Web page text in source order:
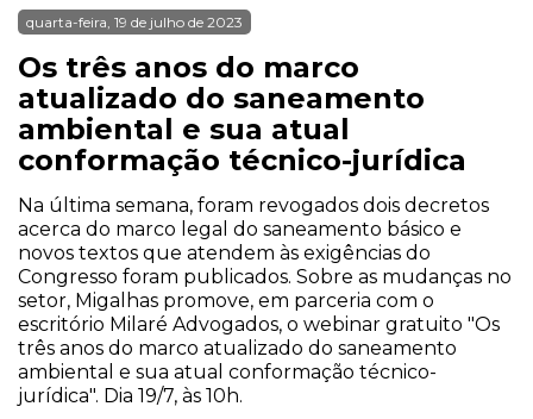
quarta-feira, 19 de julho de 2023
Os três anos do marco
atualizado do saneamento
ambiental e sua atual
conformação técnico-jurídica
Na última semana, foram revogados dois decretos
acerca do marco legal do saneamento básico e
novos textos que atendem às exigências do
Congresso foram publicados. Sobre as mudanças no
setor, Migalhas promove, em parceria com o
escritório Milaré Advogados, o webinar gratuito "Os
três anos do marco atualizado do saneamento
ambiental e sua atual conformação técnico-
jurídica". Dia 19/7, às 10h.